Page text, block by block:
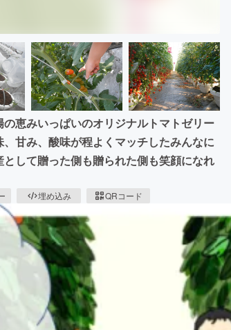
恵みいっぱいのオリジナルトマトゼリー
甘み、酸味が程よくマッチしたみんなに
して贈った側も贈られた側も笑顔になれ
埋め込み QRコード